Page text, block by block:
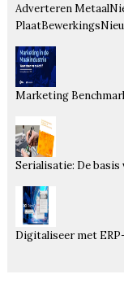
Adverteren
Marketing
Serialisatie: De
Digitaliseer met